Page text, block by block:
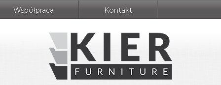
Współpraca Kontakt